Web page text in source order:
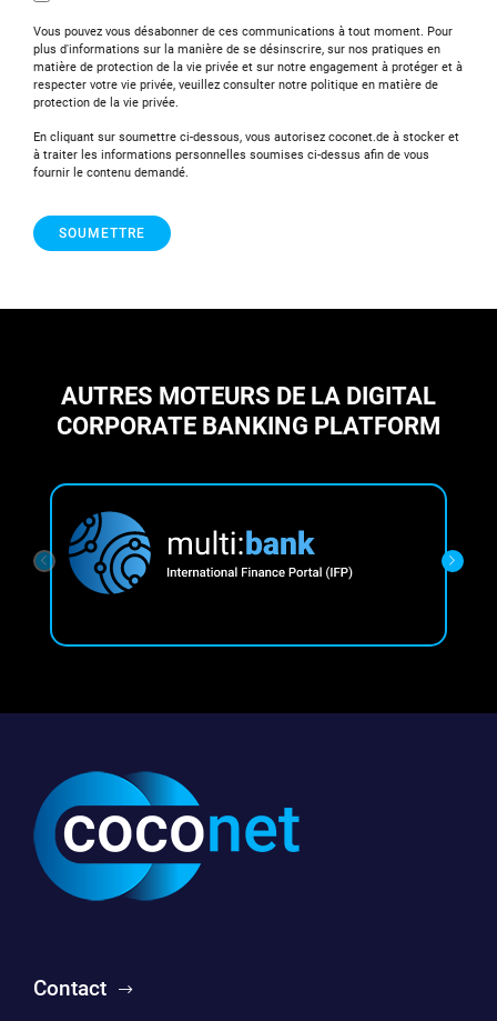
Vous pouvez vous désabonner de ces communications à tout moment. Pour
plus d'informations sur la manière de se désinscrire, sur nos pratiques en
matière de protection de la vie privée et sur notre engagement à protéger et à
respecter votre vie privée, veuillez consulter notre politique en matière de
protection de la vie privée.
En cliquant sur soumettre ci-dessous, vous autorisez coconet.de à stocker et
à traiter les informations personnelles soumises ci-dessus afin de vous
fournir le contenu demandé.
AUTRES MOTEURS DE LA DIGITAL
CORPORATE BANKING PLATFORM
Contact